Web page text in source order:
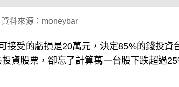
來源：moneybar
接受的虧損是20萬元，決定85%的錢投
資股票，卻忘了計算萬一台股下跌超過